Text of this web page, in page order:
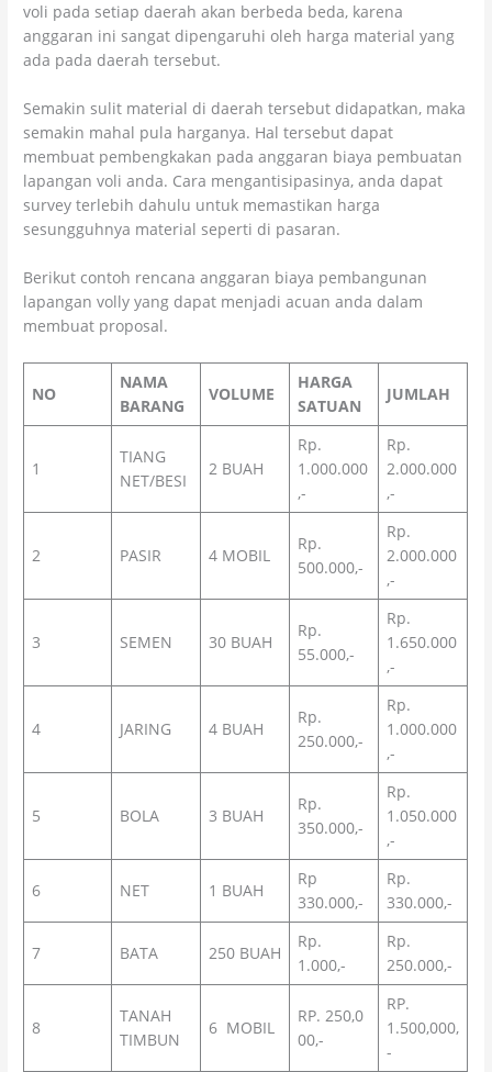
voli pada setiap daerah akan berbeda beda, karena
anggaran ini sangat dipengaruhi oleh harga material yang
ada pada daerah tersebut.
Semakin sulit material di daerah tersebut didapatkan, maka
semakin mahal pula harganya. Hal tersebut dapat
membuat pembengkakan pada anggaran biaya pembuatan
lapangan voli anda. Cara mengantisipasinya, anda dapat
survey terlebih dahulu untuk memastikan harga
sesungguhnya material seperti di pasaran.
Berikut contoh rencana anggaran biaya pembangunan
lapangan volly yang dapat menjadi acuan anda dalam
membuat proposal.
NO
NAMA
BARANG
VOLUME
HARGA
SATUAN
JUMLAH
1
TIANG
NET/BESI
2 BUAH
Rp.
1.000.000
,-
Rp.
2.000.000
,-
2 PASIR 4 MOBIL
Rp.
500.000,-
Rp.
2.000.000
,-
3 SEMEN 30 BUAH
Rp.
55.000,-
Rp.
1.650.000
,-
4 JARING 4 BUAH
Rp.
250.000,-
Rp.
1.000.000
,-
5 BOLA 3 BUAH
Rp.
350.000,-
Rp.
1.050.000
,-
6 NET 1 BUAH
Rp
330.000,-
Rp.
330.000,-
7 BATA 250 BUAH
Rp.
1.000,-
Rp.
250.000,-
8
TANAH
TIMBUN
6 MOBIL
RP. 250,0
00,-
RP.
1.500,000,
-